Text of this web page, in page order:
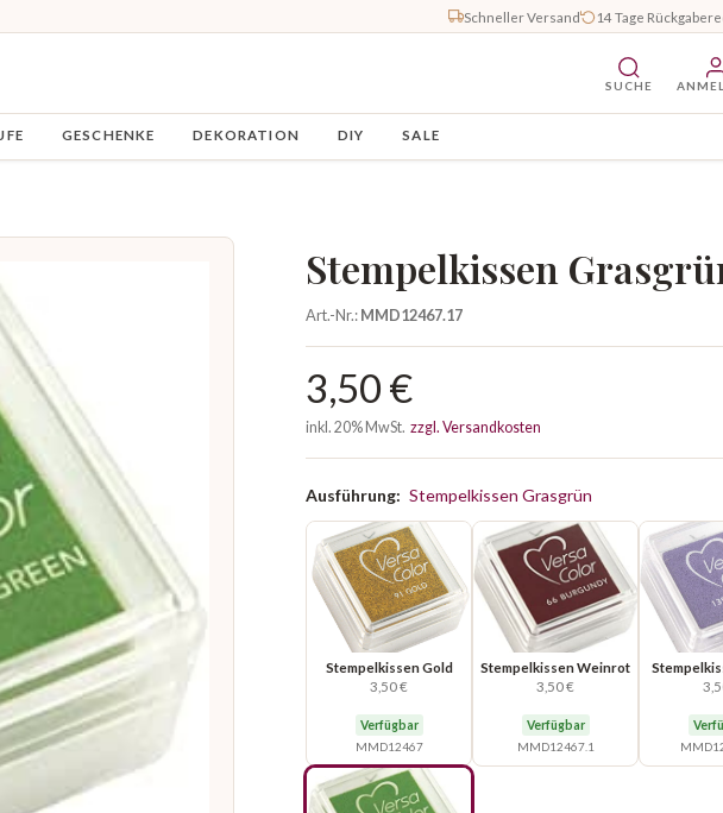
Schneller Versand 14 Tage
SUCHE
GESCHENKE DEKORATION DIY SALE
Stempelkissen
Art.-Nr.:MMD12467.17
3,50 €
inkl. 20% MwSt. zzgl. Versandkosten
Ausführung: Stempelkissen Grasgrün
Stempelkissen Gold
3,50 €
Verfügbar
MMD12467
Stempelkissen Weinrot
3,50 €
Verfügbar
MMD12467.1